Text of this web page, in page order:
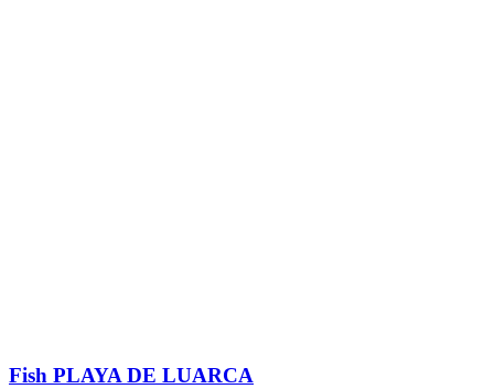
Fish PLAYA DE LUARCA